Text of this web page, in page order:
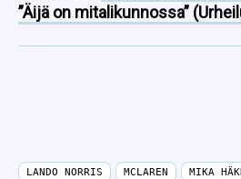
”Äijä on mitalikunnossa”
LANDO NORRIS MCLAREN MIKA